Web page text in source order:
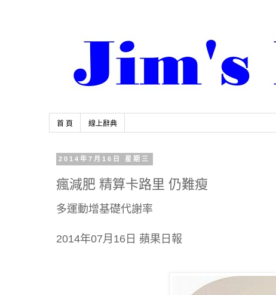
首 頁 線上辭典
2014年7月16日 星期三
瘋減肥 精算卡路里 仍難瘦
多運動增基礎代謝率
2014年07月16日 蘋果日報